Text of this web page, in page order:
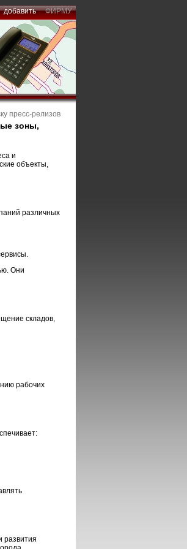
добавить ФИРМУ
пресс-релизов
зоны,
и
объекты,
различных
Они
складов,
рабочих
развития